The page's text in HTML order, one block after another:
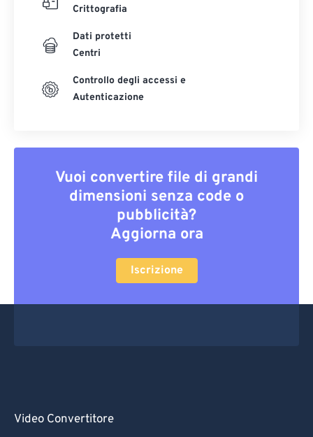
Crittografia
Dati protetti
Centri
Controllo degli accessi e
Autenticazione
Vuoi convertire file di grandi
dimensioni senza code o
pubblicità?
Aggiorna ora
Iscrizione
Video Convertitore